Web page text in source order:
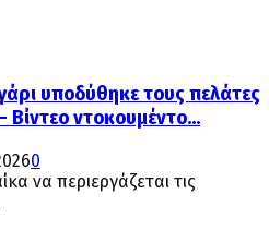
υποδύθηκε τους πελάτες
ντοκουμέντο...
0
να περιεργάζεται τις